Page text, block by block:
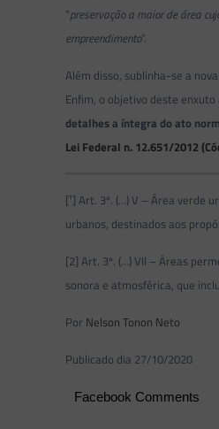
“preservação a maior de área
empreendimento”.
Além disso, sublinha-se a
Enfim, o objetivo deste
detalhes a íntegra do ato
Lei Federal n. 12.651/2012
[¹] Art. 3º. (…) V – Área verde
urbanos, destinados aos
[2] Art. 3º. (…) VII – Áreas
sonora e atmosférica, que
Por Nelson Tonon Neto
Publicado dia 27/10/2020
Facebook Comments